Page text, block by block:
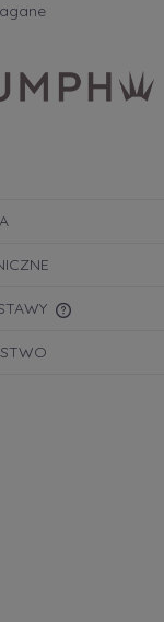
kosztów
CENA NIE